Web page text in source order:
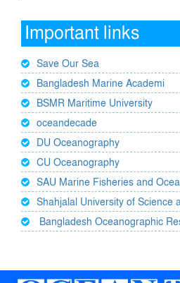
Important links
Save Our Sea
Bangladesh Marine Academi
BSMR Maritime University
oceandecade
DU Oceanography
CU Oceanography
SAU Marine Fisheries and
Shahjalal University of Science
Bangladesh Oceanographic